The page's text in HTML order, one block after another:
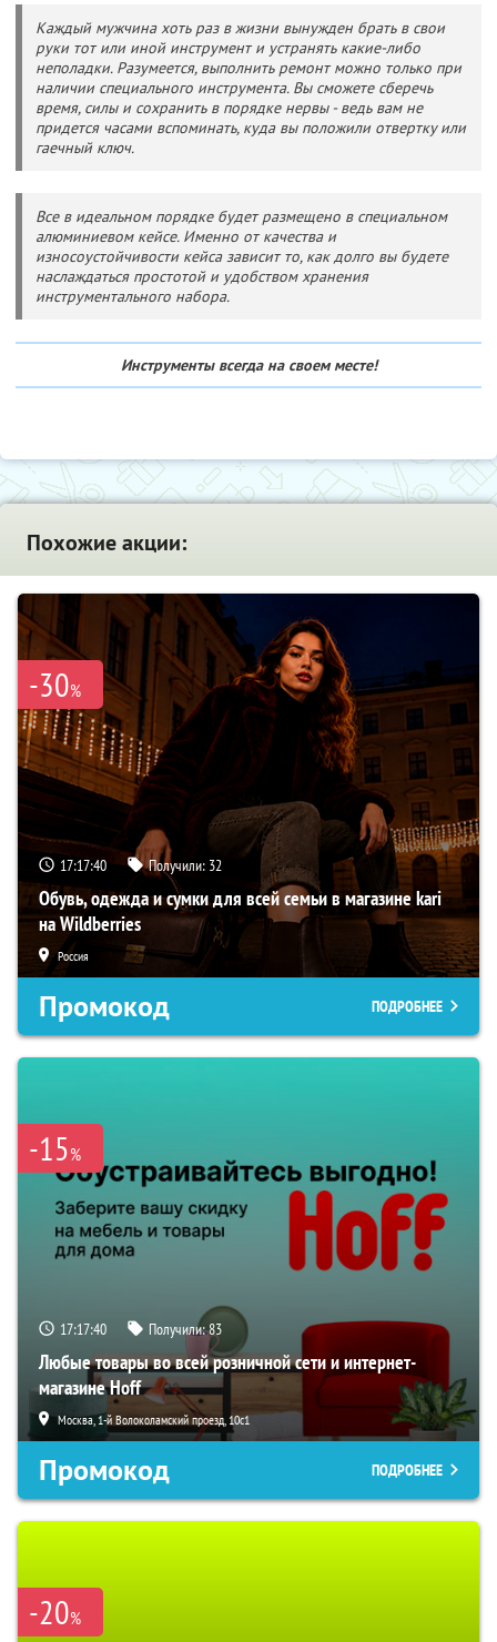
Каждый мужчина хоть раз в жизни вынужден брать в свои
руки тот или иной инструмент и устранять какие-либо
неполадки. Разумеется, выполнить ремонт можно только при
наличии специального инструмента. Вы сможете сберечь
время, силы и сохранить в порядке нервы - ведь вам не
придется часами вспоминать, куда вы положили отвертку или
гаечный ключ.
Все в идеальном порядке будет размещено в специальном
алюминиевом кейсе. Именно от качества и
износоустойчивости кейса зависит то, как долго вы будете
наслаждаться простотой и удобством хранения
инструментального набора.
Инструменты всегда на своем месте!
Похожие акции:
-30%
17:17:39 Получили: 32
Обувь, одежда и сумки для всей семьи в магазине kari
на Wildberries
Россия
Промокод ПОДРОБНЕЕ
-15%
17:17:39 Получили:83
Любые товары во всей розничной сети и интернет-
магазине Hoff
Москва, 1-й Волоколамский проезд, 10с1
Промокод ПОДРОБНЕЕ
-20%